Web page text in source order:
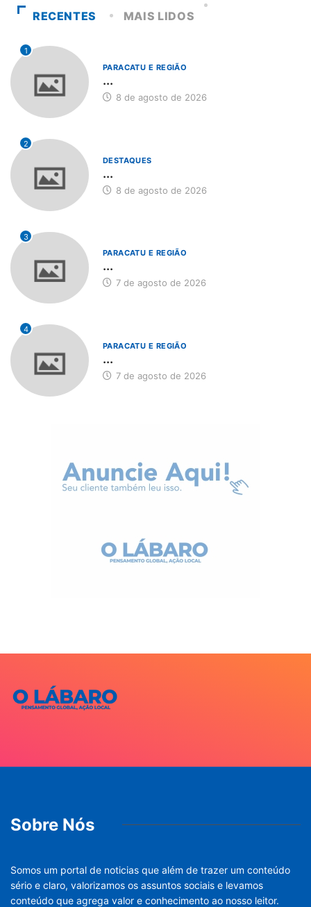
RECENTES MAIS LIDOS
1
PARACATU E REGIÃO
...
8 de agosto de 2026
2
DESTAQUES
...
8 de agosto de 2026
3
PARACATU E REGIÃO
...
7 de agosto de 2026
4
PARACATU E REGIÃO
...
7 de agosto de 2026
Sobre Nós
Somos um portal de noticias que além de trazer um conteúdo
sério e claro, valorizamos os assuntos sociais e levamos
conteúdo que agrega valor e conhecimento ao nosso leitor.